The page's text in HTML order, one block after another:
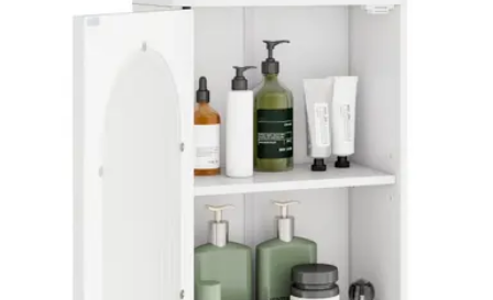
Astuces du Quotidien
Cuisine et Alimentation
Astuces du Quotidien